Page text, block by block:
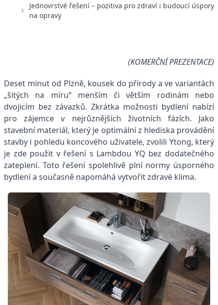
Jednovrstvé řešení – pozitiva pro zdraví i budoucí úspory
na opravy
(KOMERČNÍ PREZENTACE)
Deset minut od Plzně, kousek do přírody a ve variantách
„šitých na míru“ menším či větším rodinám nebo
dvojicím bez závazků. Zkrátka možnosti bydlení nabízí
pro zájemce v nejrůznějších životních fázích. Jako
stavební materiál, který je optimální z hlediska provádění
stavby i pohledu koncového uživatele, zvolili Ytong, který
je zde použit v řešení s Lambdou YQ bez dodatečného
zateplení. Toto řešení spolehlivě plní normy úsporného
bydlení a současně napomáhá vytvořit zdravé klima.